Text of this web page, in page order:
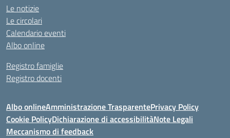
Le notizie
Le circolari
Calendario eventi
Albo online
Registro famiglie
Registro docenti
Albo onlineAmministrazione TrasparentePrivacy Policy
Cookie PolicyDichiarazione di accessibilitàNote Legali
Meccanismo di feedback